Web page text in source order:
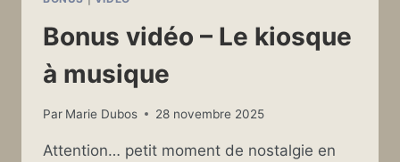
Bonus vidéo – Le kiosque
à musique
Par Marie Dubos 28 novembre 2025
Attention… petit moment de nostalgie en